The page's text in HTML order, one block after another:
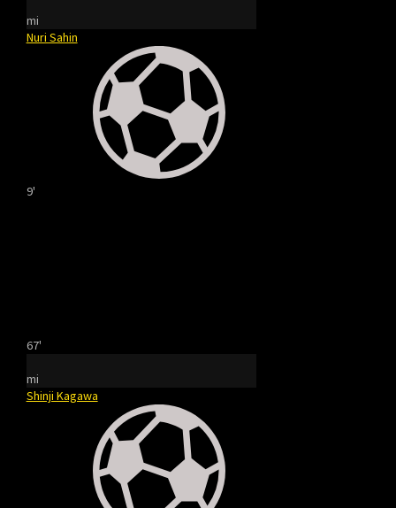
mi
Nuri Sahin
9'
67'
mi
Shinji Kagawa